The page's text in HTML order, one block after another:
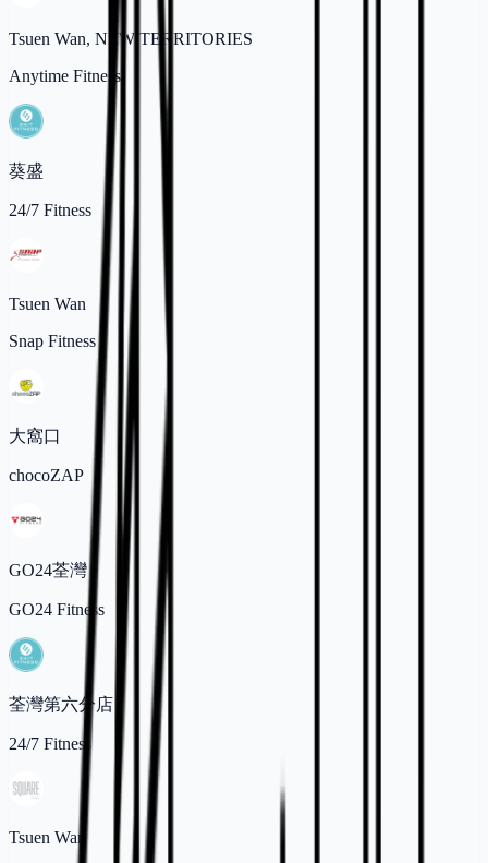
Tsuen Wan, NEW TERRITORIES
Anytime Fitness
葵盛
24/7 Fitness
Tsuen Wan
Snap Fitness
大窩口
chocoZAP
GO24荃灣
GO24 Fitness
荃灣第六分店
24/7 Fitness
Tsuen Wan